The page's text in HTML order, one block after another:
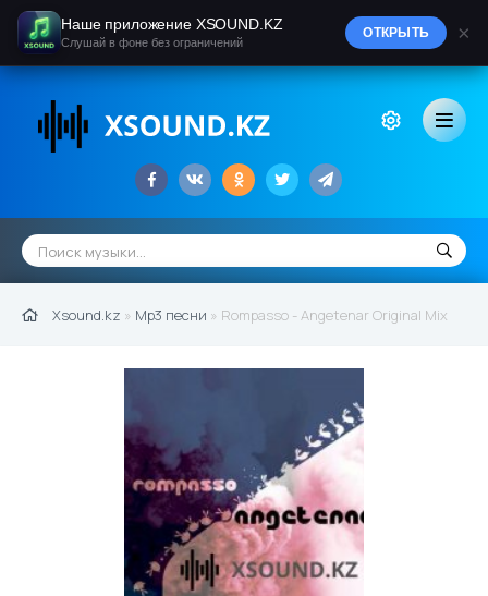
Xsound.kz » Mp3 песни » Rompasso - Angetenar Original Mix
Наше приложение XSOUND.KZ
Слушай в фоне без ограничений
ОТКРЫТЬ ×